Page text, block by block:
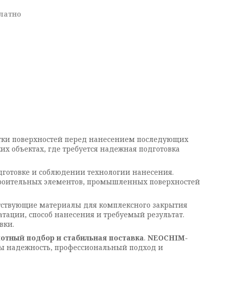
поверхностей перед нанесением последующих
где требуется надежная подготовка
и соблюдении технологии нанесения.
элементов, промышленных поверхностей
материалы для комплексного закрытия
способ нанесения и требуемый результат.
подбор и стабильная поставка. NEOCHIM-
надежность, профессиональный подход и